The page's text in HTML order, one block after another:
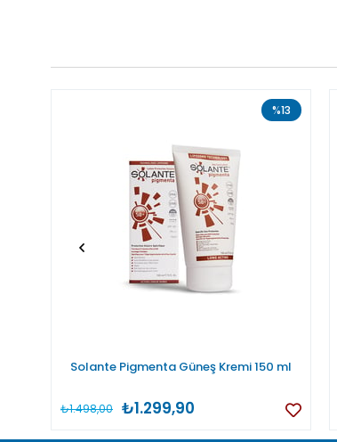
Solante Pigmenta Güneş Kremi 150 ml
₺1.299,90
₺1.498,00
%13